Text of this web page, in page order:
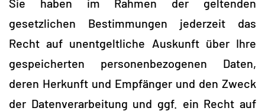
Sie haben im Rahmen der geltenden
gesetzlichen Bestimmungen jederzeit das
Recht auf unentgeltliche Auskunft über Ihre
gespeicherten personenbezogenen Daten,
deren Herkunft und Empfänger und den Zweck
der Datenverarbeitung und ggf. ein Recht auf